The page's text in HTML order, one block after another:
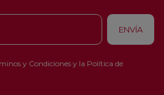
y Condiciones y la Política de